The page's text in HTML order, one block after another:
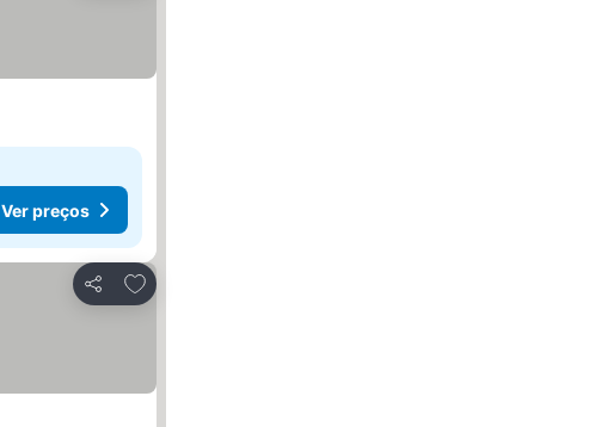
Ver preços
Partilhar
Adicionar aos favoritos